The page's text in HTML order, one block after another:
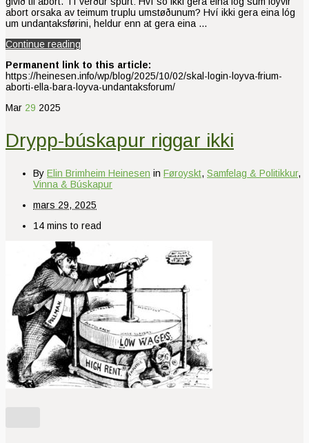
abort orsaka av teimum truplu umstøðunum? Hví ikki gera eina lóg
um undantaksførini, heldur enn at gera eina …
Continue reading
Permanent link to this article:
https://heinesen.info/wp/blog/2025/10/02/skal-login-loyva-frium-
aborti-ella-bara-loyva-undantaksforum/
Mar 29 2025
Drypp-búskapur riggar ikki
By Elin Brimheim Heinesen in Føroyskt, Samfelag & Politikkur,
Vinna & Búskapur
mars 29, 2025
14 mins to read